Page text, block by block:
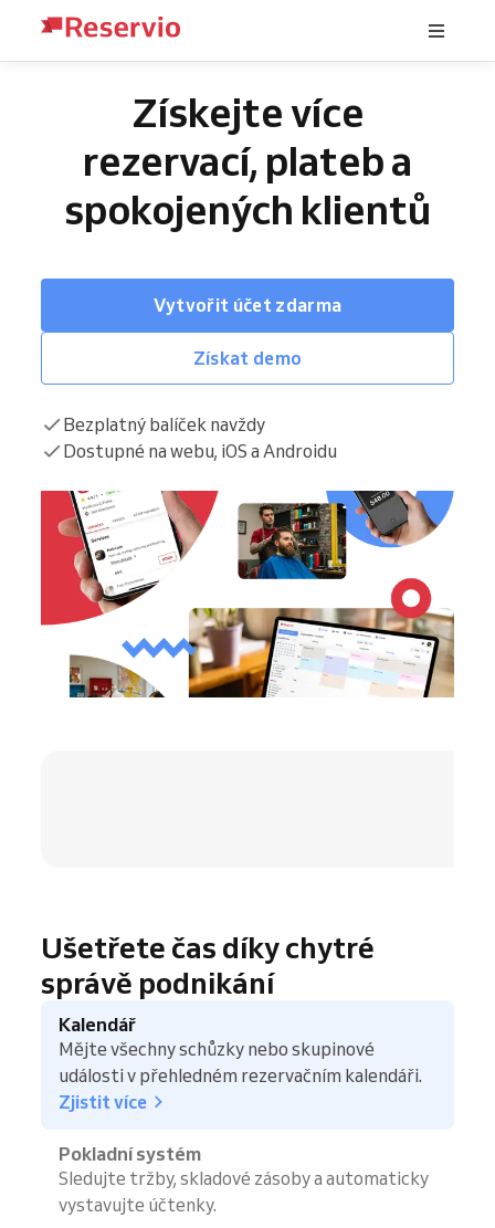
Získejte více
rezervací, plateb a
spokojených klientů
Vytvořit účet zdarma
Získat demo
Bezplatný balíček navždy
Dostupné na webu, iOS a Androidu
Ušetřete čas díky chytré
správě podnikání
Kalendář
Mějte všechny schůzky nebo skupinové
události v přehledném rezervačním kalendáři.
Zjistit více
Pokladní systém
Sledujte tržby, skladové zásoby a automaticky
vystavujte účtenky.